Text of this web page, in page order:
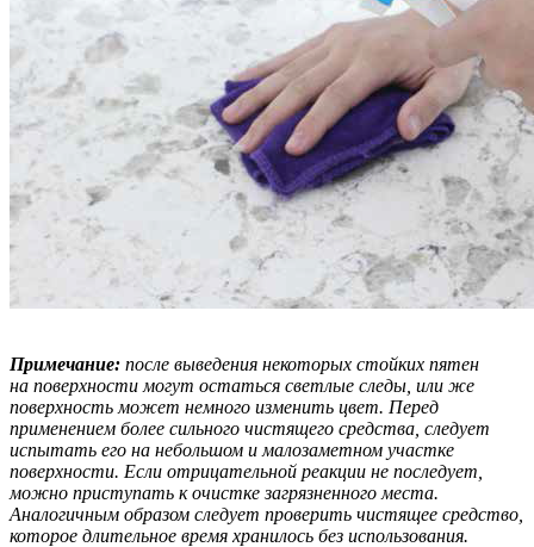
Примечание: после выведения некоторых стойких пятен
на поверхности могут остаться светлые следы, или же
поверхность может немного изменить цвет. Перед
применением более сильного чистящего средства, следует
испытать его на небольшом и малозаметном участке
поверхности. Если отрицательной реакции не последует,
можно приступать к очистке загрязненного места.
Аналогичным образом следует проверить чистящее средство,
которое длительное время хранилось без использования.